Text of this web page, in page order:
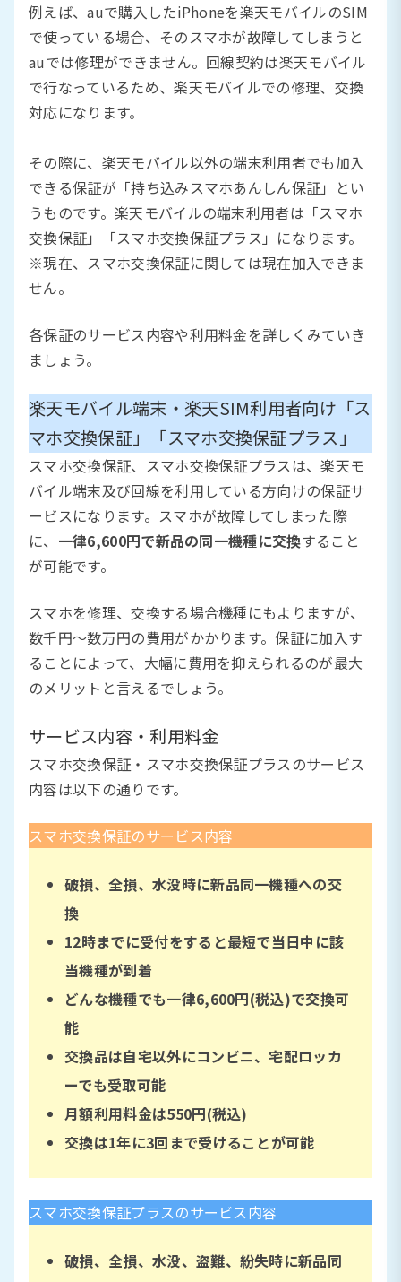
例えば、auで購入したiPhoneを楽天モバイルのSIM
で使っている場合、そのスマホが故障してしまうと
auでは修理ができません。回線契約は楽天モバイル
で行なっているため、楽天モバイルでの修理、交換
対応になります。
その際に、楽天モバイル以外の端末利用者でも加入
できる保証が「持ち込みスマホあんしん保証」とい
うものです。楽天モバイルの端末利用者は「スマホ
交換保証」「スマホ交換保証プラス」になります。
※現在、スマホ交換保証に関しては現在加入できま
せん。
各保証のサービス内容や利用料金を詳しくみていき
ましょう。
楽天モバイル端末・楽天SIM利用者向け「ス
マホ交換保証」「スマホ交換保証プラス」
スマホ交換保証、スマホ交換保証プラスは、楽天モ
バイル端末及び回線を利用している方向けの保証サ
ービスになります。スマホが故障してしまった際
に、 一律6,600円で新品の同一機種に交換すること
が可能です。
スマホを修理、交換する場合機種にもよりますが、
数千円〜数万円の費用がかかります。保証に加入す
ることによって、大幅に費用を抑えられるのが最大
のメリットと言えるでしょう。
サービス内容・利用料金
スマホ交換保証・スマホ交換保証プラスのサービス
内容は以下の通りです。
スマホ交換保証のサービス内容
破損、全損、水没時に新品同一機種への交
換
12時までに受付をすると最短で当日中に該
当機種が到着
どんな機種でも一律6,600円(税込)で交換可
能
交換品は自宅以外にコンビニ、宅配ロッカ
ーでも受取可能
月額利用料金は550円(税込)
交換は1年に3回まで受けることが可能
スマホ交換保証プラスのサービス内容
破損、全損、水没、盗難、紛失時に新品同